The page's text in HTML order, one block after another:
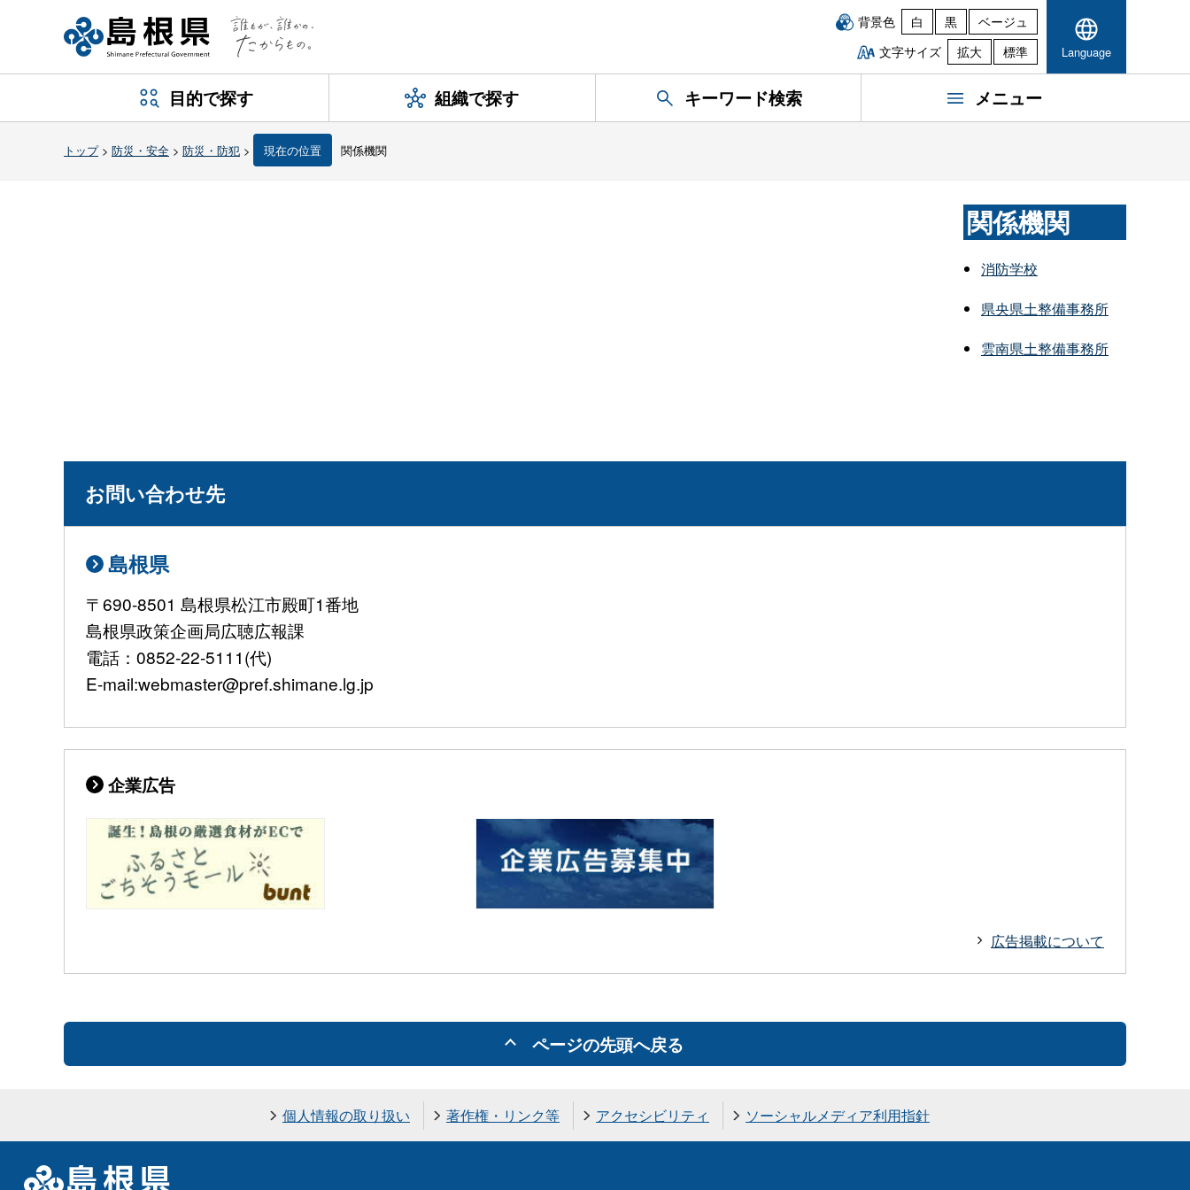
背景色 白 黒
ベージュ
文字サイズ
拡大 標準 Language
目的で探す 組織で探す キーワード検索 メニュー
トップ> 防災・安全 > 防災・防犯 > 現在の位置 関係機関
関係機関
消防学校
県央県土整備事務所
雲南県土整備事務所
お問い合わせ先
島根県
〒690-8501 島根県松江市殿町1番地
島根県政策企画局広聴広報課
電話：0852-22-5111(代)
E-mail:webmaster@pref.shimane.lg.jp
企業広告
広告掲載について
ページの先頭へ戻る
個人情報の取り扱い 著作権・リンク等 アクセシビリティ ソーシャルメディア利用指針